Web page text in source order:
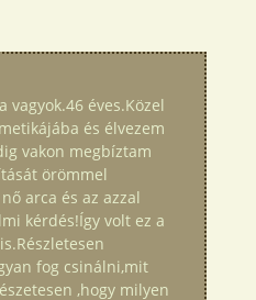
vagyok.46 éves.Közel
és élvezem
vakon megbíztam
örömmel
arca és az azzal
kérdés!Így volt ez a
fog csinálni,mit
,hogy milyen